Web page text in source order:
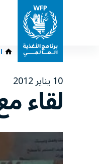
10 يناير 2012
لقاء